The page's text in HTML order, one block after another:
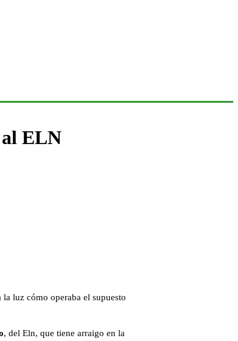
ELN
luz cómo operaba el supuesto
, del Eln, que tiene arraigo en la